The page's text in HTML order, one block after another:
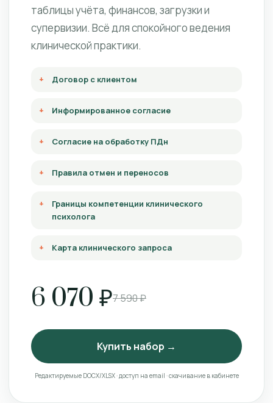
таблицы учёта, финансов, загрузки и
супервизии. Всё для спокойного ведения
клинической практики.
Договор с клиентом
Информированное согласие
Согласие на обработку ПДн
Правила отмен и переносов
Границы компетенции клинического
психолога
Карта клинического запроса
6 070 ₽7 590 ₽
Купить набор →
Редактируемые DOCX/XLSX · доступ на email · скачивание в кабинете